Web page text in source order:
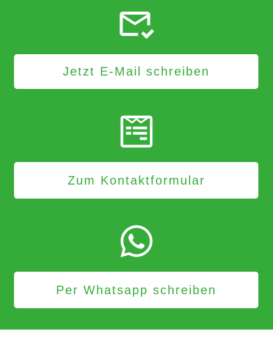
Jetzt E-Mail schreiben
Zum Kontaktformular
Per Whatsapp schreiben